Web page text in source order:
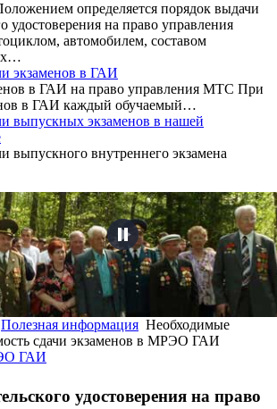
определяется порядок выдачи
удостоверения на право управления
автомобилем, составом
экзаменов в ГАИ
в ГАИ на право управления МТС При
в ГАИ каждый обучаемый…
выпускных экзаменов в нашей
выпускного внутреннего экзамена
Полезная информация Необходимые
сдачи экзаменов в МРЭО ГАИ
удостоверения на право